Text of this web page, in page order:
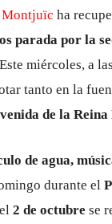
Montjuïc ha
parada por la
miércoles, a
tanto en la
de la
de agua,
durante el
2 de octubre se